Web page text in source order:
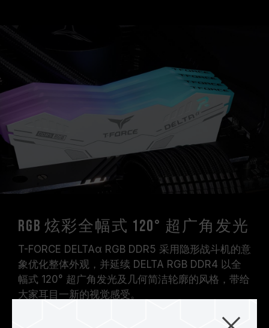
RGB 炫彩全幅式 120° 超广角发光
T-FORCE DELTAα RGB DDR5 采用隐形战斗机的意
象优化整体外观，并延续 DELTA RGB DDR4 以全
幅式 120° 超广角发光及几何简洁轮廓的风格，带给
大家耳目一新的视觉感受。